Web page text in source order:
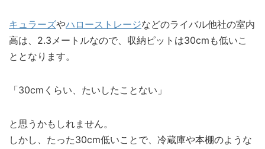
キュラーズやハローストレージなどのライバル他社の室内
高は、2.3メートルなので、収納ピットは30cmも低いこ
ととなります。
「30cmくらい、たいしたことない」
と思うかもしれません。
しかし、たった30cm低いことで、冷蔵庫や本棚のような